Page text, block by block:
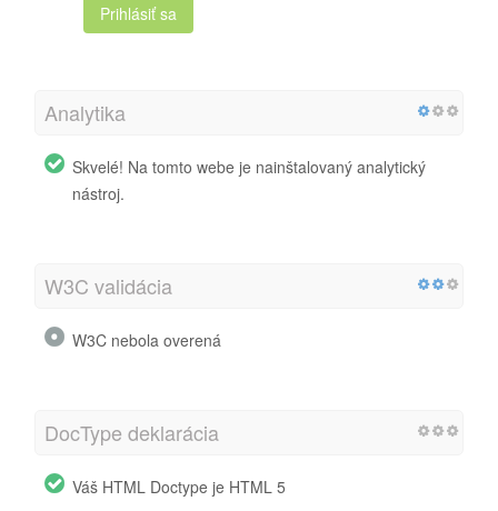
Prihlásiť sa
Analytika
Skvelé! Na tomto webe je nainštalovaný analytický
nástroj.
W3C validácia
W3C nebola overená
DocType deklarácia
Váš HTML Doctype je HTML 5